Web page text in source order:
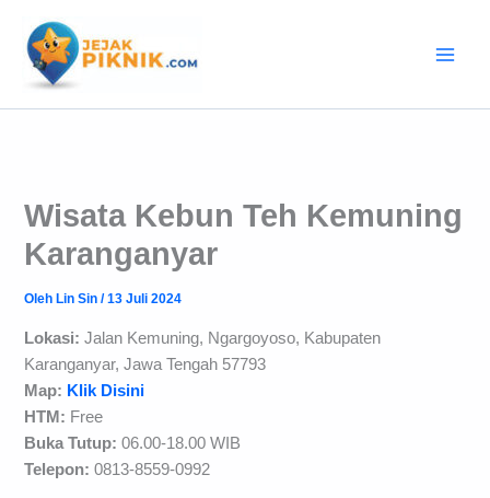
konten
Wisata Kebun Teh Kemuning
Karanganyar
Oleh Lin Sin/13 Juli 2024
Lokasi:Jalan Kemuning, Ngargoyoso, Kabupaten
Karanganyar, Jawa Tengah 57793
Map: Klik Disini
HTM: Free
Buka Tutup: 06.00-18.00 WIB
Telepon: 0813-8559-0992